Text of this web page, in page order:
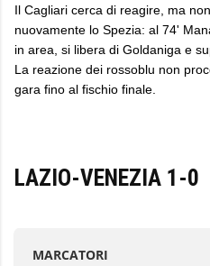
Il Cagliari cerca di reagire, ma
nuovamente lo Spezia: al 74'
in area, si libera di Goldaniga e
La reazione dei rossoblu non
gara fino al fischio finale.
LAZIO-VENEZIA 1-0
MARCATORI